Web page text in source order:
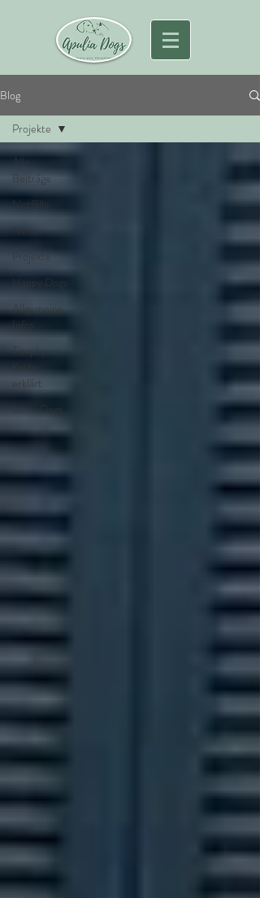
Blog
Alle
Beiträge
Notfälle
News
Projekte
Happy Dogs
Allgemeine
Infos
Tierphysio
Kathy
erklärt
SentoDogs
Projekte